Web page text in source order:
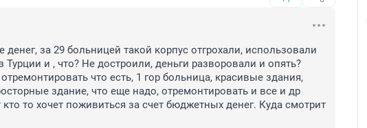
за 29 больницей такой корпус отгрохали, использовали
Турции и , что? Не достроили, деньги разворовали и опять?
что есть, 1 гор больница, красивые здания,
здание, что еще надо, отремонтировать и все и др
то хочет поживиться за счет бюджетных денег. Куда смотрит